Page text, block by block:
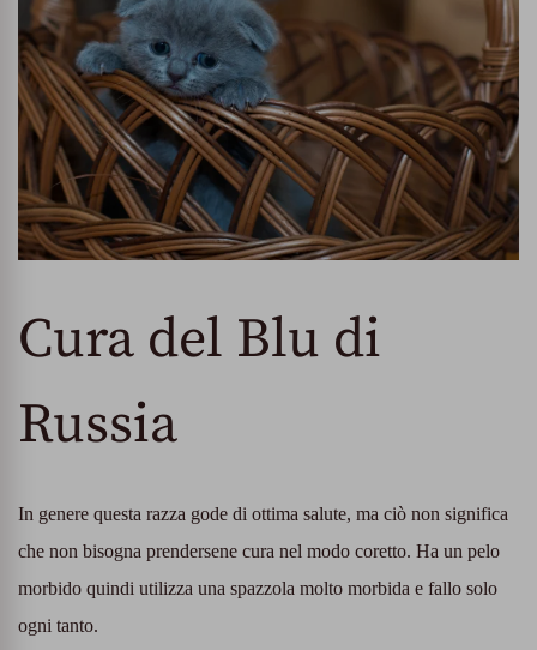
Cura del Blu di
Russia
In genere questa razza gode di ottima salute, ma ciò non significa
che non bisogna prendersene cura nel modo coretto. Ha un pelo
morbido quindi utilizza una spazzola molto morbida e fallo solo
ogni tanto.